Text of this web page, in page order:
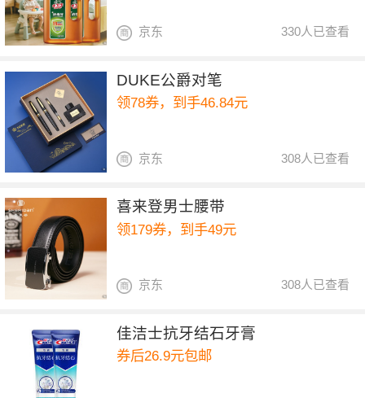
330人已查看
京东
DUKE公爵对笔
领78券，到手46.84元
308人已查看
京东
喜来登男士腰带
领179券，到手49元
308人已查看
京东
佳洁士抗牙结石牙膏
券后26.9元包邮